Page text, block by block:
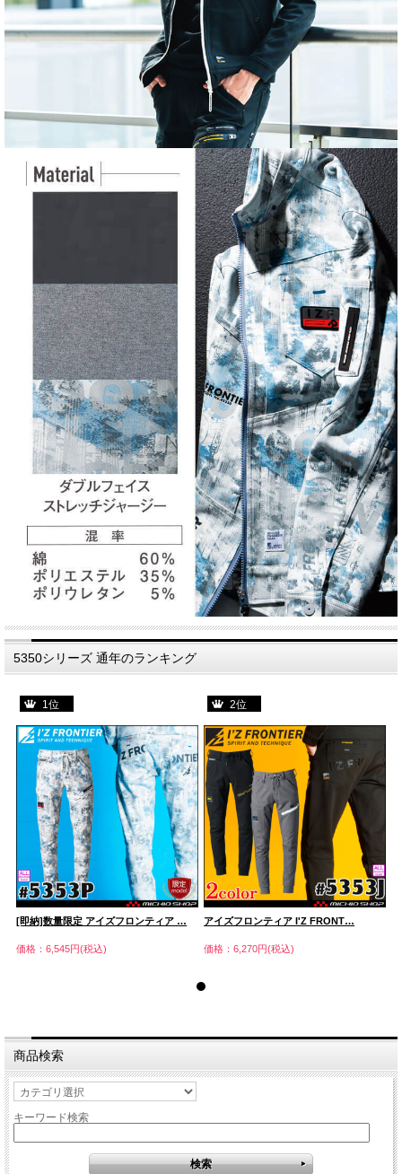
5350シリーズ 通年のランキング
1位
[即納]数量限定 アイズフロンティア …
価格：6,545円(税込)
2位
アイズフロンティア I'Z FRONT…
価格：6,270円(税込)
商品検索
キーワード検索